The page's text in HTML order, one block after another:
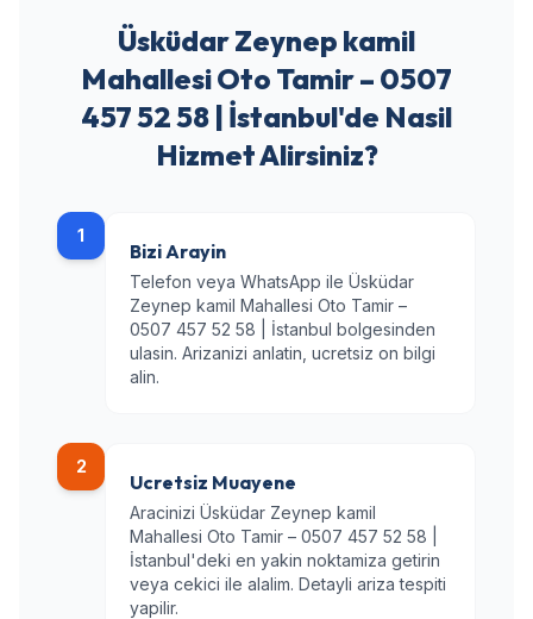
Üsküdar Zeynep kamil
Mahallesi Oto Tamir – 0507
457 52 58 | İstanbul'de Nasil
Hizmet Alirsiniz?
1
Bizi Arayin
Telefon veya WhatsApp ile Üsküdar
Zeynep kamil Mahallesi Oto Tamir –
0507 457 52 58 | İstanbul bolgesinden
ulasin. Arizanizi anlatin, ucretsiz on bilgi
alin.
2
Ucretsiz Muayene
Aracinizi Üsküdar Zeynep kamil
Mahallesi Oto Tamir – 0507 457 52 58 |
İstanbul'deki en yakin noktamiza getirin
veya cekici ile alalim. Detayli ariza tespiti
yapilir.